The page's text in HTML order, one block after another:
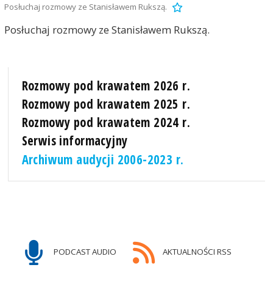
Posłuchaj rozmowy ze Stanisławem Rukszą.
Posłuchaj rozmowy ze Stanisławem Rukszą.
Rozmowy pod krawatem 2026 r.
Rozmowy pod krawatem 2025 r.
Rozmowy pod krawatem 2024 r.
Serwis informacyjny
Archiwum audycji 2006-2023 r.
PODCAST AUDIO AKTUALNOŚCI RSS